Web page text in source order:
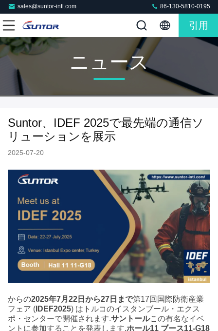
sales@suntor-intl.com 86-130-5810-0195
引用
ニュース
Suntor、IDEF 2025で最先端の通信ソ
リューションを展示
2025-07-20
からの2025年7月22日から27日まで第17回国際防衛産業
フェア ( IDEF2025) はトルコのイスタンブール・エクス
ポ・センターで開催されます.サントールこの有名なイベ
ントに参加することを発表します.ホール11 ブース11-G18